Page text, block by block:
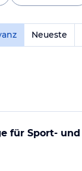
Neueste
für Sport- und